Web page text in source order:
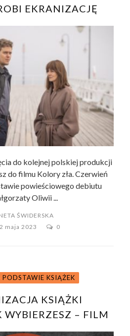
EKRANIZACJĘ
do kolejnej polskiej produkcji
do filmu Kolory zła. Czerwień
powieściowego debiutu
Oliwii ...
ŚWIDERSKA
maja 2023
0
KSIĄŻEK
KSIĄŻKI
WYBIERZESZ – FILM
W KINACH JUŻ W